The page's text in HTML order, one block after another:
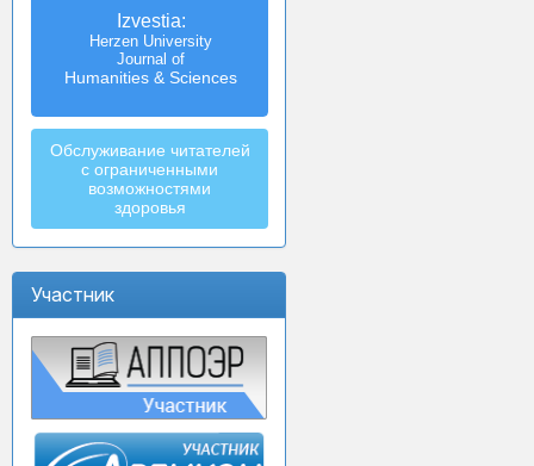
Izvestia:
Herzen University
Journal of
Humanities & Sciences
Обслуживание читателей
с ограниченными
возможностями
здоровья
Участник